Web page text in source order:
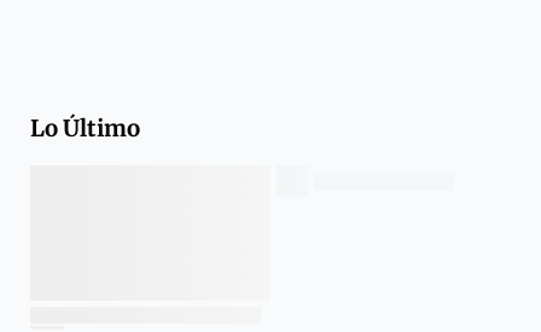
Lo Último